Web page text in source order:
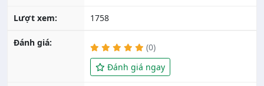
Lượt xem: 1758
Đánh giá:
(0)
Đánh giá ngay